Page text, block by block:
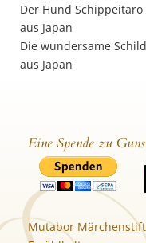
Der Hund Schippeitaro
aus Japan
Die wundersame
aus Japan
Eine Spende zu
Mutabor